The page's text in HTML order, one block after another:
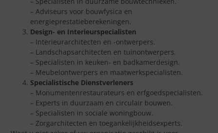
– Adviseurs voor bouwfysica en
energieprestatieberekeningen.
Design- en Interieurspecialisten
– Interieurarchitecten en -ontwerpers.
– Landschapsarchitecten en tuinontwerpers.
– Specialisten in keuken- en badkamerdesign.
– Meubelontwerpers en maatwerkspecialisten.
Specialistische Dienstverleners
– Monumentenrestaurateurs en erfgoedspecialisten.
– Experts in duurzaam en circulair bouwen.
– Specialisten in sociale woningbouw.
– Zorgarchitecten en toegankelijkheidsexperts.